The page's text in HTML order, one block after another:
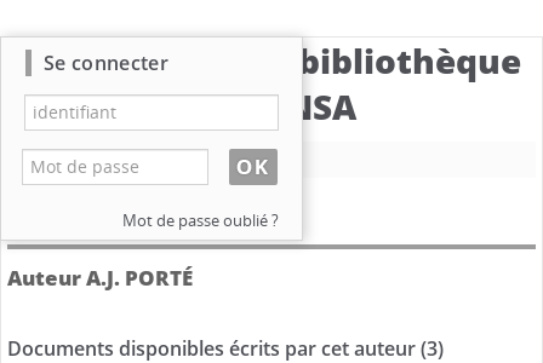
Catalogue de la bibliothèque
du CBNSA
Nouvelle recherche
Détail de l'auteur
Auteur A.J. PORTÉ
Documents disponibles écrits par cet auteur (3)
Se connecter
Mot de passe oublié ?